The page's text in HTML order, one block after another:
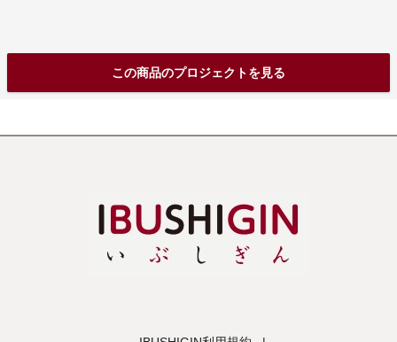
この商品のプロジェクトを見る